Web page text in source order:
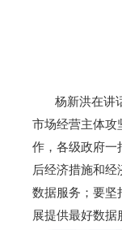
杨新洪在讲话
市场经营主体攻
作，各级政府一
后经济措施和
数据服务；要坚
展提供最好数据